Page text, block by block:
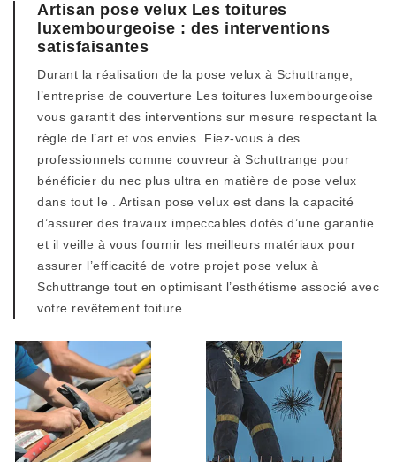
Artisan pose velux Les toitures
luxembourgeoise : des interventions
satisfaisantes
Durant la réalisation de la pose velux à Schuttrange,
l’entreprise de couverture Les toitures luxembourgeoise
vous garantit des interventions sur mesure respectant la
règle de l’art et vos envies. Fiez-vous à des
professionnels comme couvreur à Schuttrange pour
bénéficier du nec plus ultra en matière de pose velux
dans tout le . Artisan pose velux est dans la capacité
d’assurer des travaux impeccables dotés d’une garantie
et il veille à vous fournir les meilleurs matériaux pour
assurer l’efficacité de votre projet pose velux à
Schuttrange tout en optimisant l’esthétisme associé avec
votre revêtement toiture.